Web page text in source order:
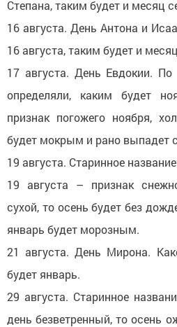
Степана, таким будет и месяц
16 августа. День Антона и
16 августа, таким будет и
17 августа. День Евдокии.
определяли, каким будет
признак погожего ноября,
будет мокрым и рано выпадет
19 августа. Старинное
19 августа – признак
сухой, то осень будет без
январь будет морозным.
21 августа. День Мирона.
будет январь.
29 августа. Старинное
день безветренный, то осень